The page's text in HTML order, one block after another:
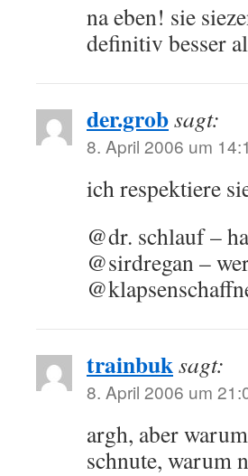
na eben! sie
definitiv besser
der.grobsagt:
8. April 2006 um
ich respektiere
@dr. schlauf –
@sirdregan –
trainbuksagt:
8. April 2006 um
argh, aber
schnute, warum